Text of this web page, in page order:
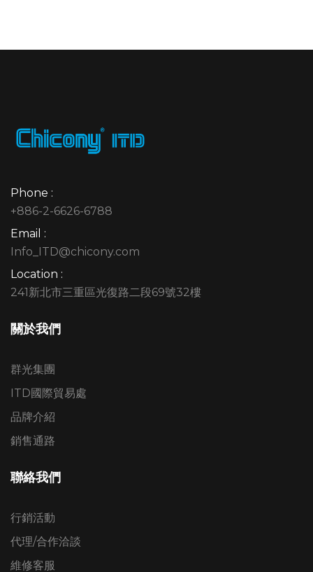
Phone :
+886-2-6626-6788
Email :
Info_ITD@chicony.com
Location :
241新北市三重區光復路二段69號32樓
關於我們
群光集團
ITD國際貿易處
品牌介紹
銷售通路
聯絡我們
行銷活動
代理/合作洽談
維修客服